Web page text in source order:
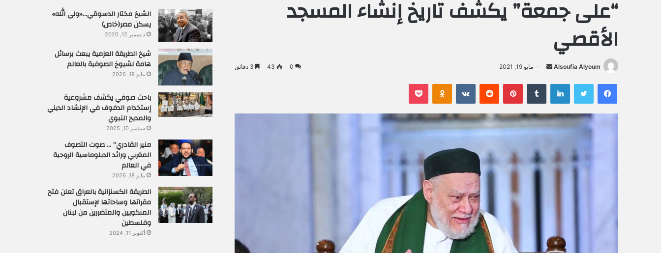
“على جمعة” يكشف تاريخ إنشاء المسجد
الأقصي
Alsoufia Alyoum
ل
ب
ر
مايو 19, 2021 0
43
فيسبوك لينكدإن بينتيريست
الشيخ مختار الدسوقي…«ولي الله»
يسكن مصر(خاص)
ديسمبر 12, 2020
شيخ الطريقة العزمية يبعث برسائل
هامة لشيوخ الصوفية بالعالم
مايو 19, 2026
باحث صوفي يكشف مشروعية
إستخدام الدفوف في الإنشاد الديني
والمديح النبوي
سبتمبر 10, 2025
منير القادري” … صوت التصوف
المغربي ورائد الدبلوماسية الروحية
في العالم
مايو 18, 2026
الطريقة الكسنزانية بالعراق تعلن فتح
مقراتها وساحاتها لإستقبال
المنكوبين والمتضررين من لبنان
وفلسطين
أكتوبر 11, 2024